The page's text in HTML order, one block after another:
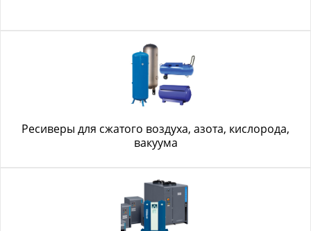
Ресиверы для сжатого воздуха, азота, кислорода,
вакуума